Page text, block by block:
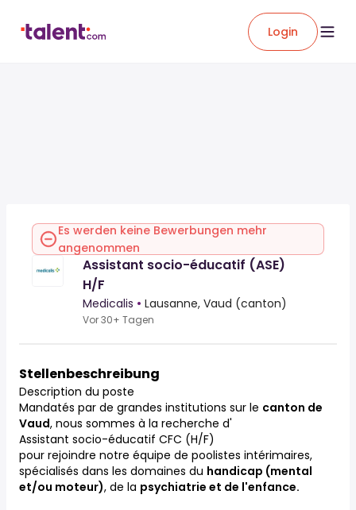
Login
Es werden keine Bewerbungen mehr
angenommen
Assistant socio-éducatif (ASE)
H/F
Medicalis • Lausanne, Vaud (canton)
Vor 30+ Tagen
Stellenbeschreibung
Description du poste
Mandatés par de grandes institutions sur le canton de
Vaud, nous sommes à la recherche d'
Assistant socio-éducatif CFC (H/F)
pour rejoindre notre équipe de poolistes intérimaires,
spécialisés dans les domaines du handicap (mental
et/ou moteur), de la psychiatrie et de l'enfance.